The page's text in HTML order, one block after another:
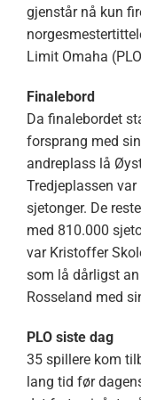
gjenstår nå kun
Limit Omaha
Finalebord
Da finalebordet
forsprang med
andreplass lå
Tredjeplassen
sjetonger. De
med 810.000
var Kristoffer
som lå dårligst
Rosseland med
PLO siste dag
35 spillere kom
lang tid før